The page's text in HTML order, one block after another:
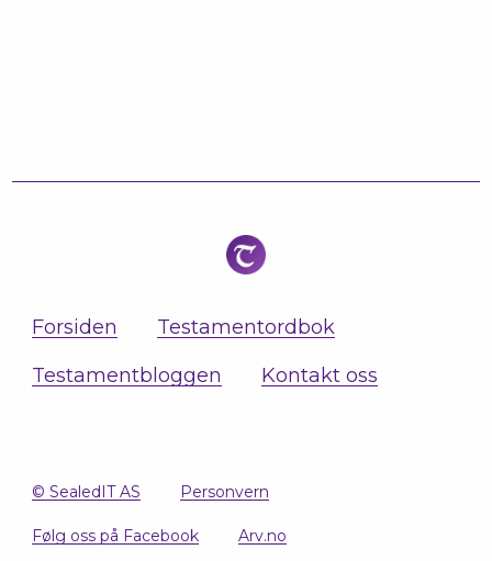
Forsiden Testamentordbok
Testamentbloggen Kontakt oss
© SealedIT AS Personvern
Følg oss på Facebook Arv.no